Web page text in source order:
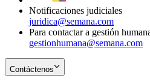
Notificaciones judiciales
juridica@semana.com
Para contactar a gestión
gestionhumana@semana.com
Contáctenos